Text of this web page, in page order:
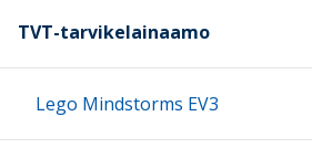
12:00
TVT-tarvikelainaamo
Lego Mindstorms EV3